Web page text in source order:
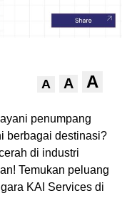
A A A
penumpang
berbagai destinasi?
di industri
Temukan peluang
KAI Services di